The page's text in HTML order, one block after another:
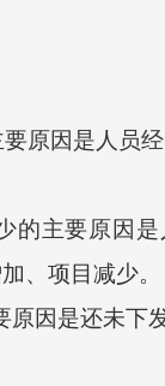
因是人员经
主要原因是
、项目减少。
因是还未下发